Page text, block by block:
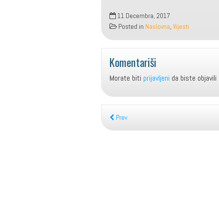
11 Decembra, 2017
Posted in Naslovna, Vijesti
Komentariši
Morate biti prijavljeni da biste objavili
Prev